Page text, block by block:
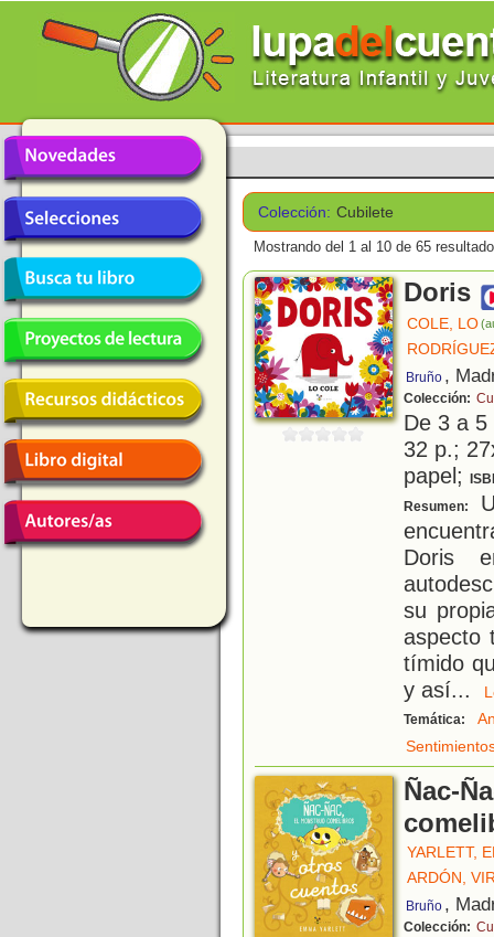
Colección: Cubilete
Mostrando del 1 al 10 de 65
Doris
COLE, LO
Bruño ,
Colección:
De 3 a
32 p.;
papel;
Resumen:
Doris
su
aspecto
tímido
y así...
Temática:
Ñac-
YARLETT,
ARDÓN,
Bruño ,
Colección: